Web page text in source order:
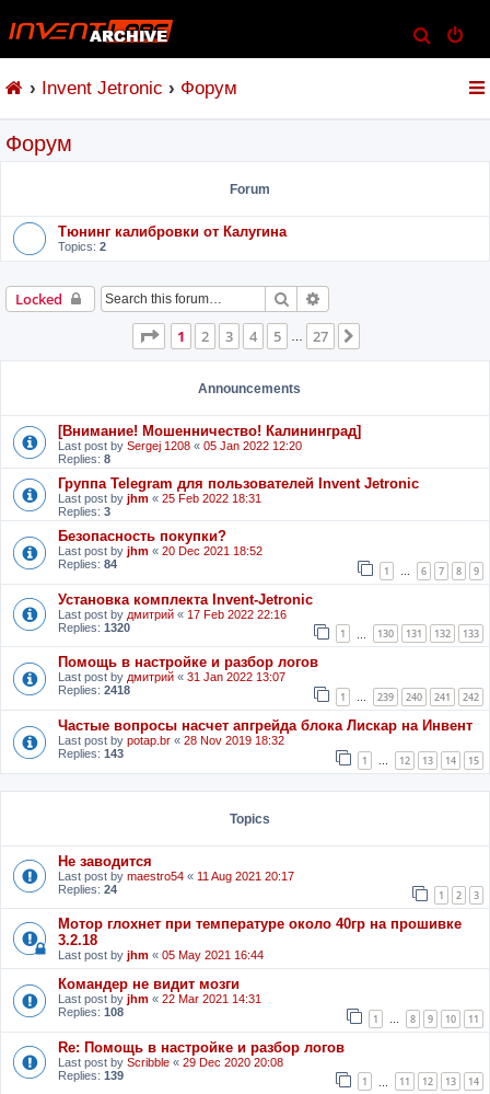
e
Invent Jetronic Форум
Форум
Forum
Тюнинг калибровки от Калугина
Topics: 2
Locked Search
Page
1of 27
1 2 3 4 5 27
Announcements
[Внимание! Мошенничество! Калининград]
Last post by Sergej 1208 « 05 Jan 2022 12:20
Replies: 8
Группа Telegram для пользователей Invent Jetronic
Last post by jhm « 25 Feb 2022 18:31
Replies: 3
Безопасность покупки?
Last post by jhm « 20 Dec 2021 18:52
Replies: 84 1 … 6 7 8 9
Установка комплекта Invent-Jetronic
Last post by дмитрий « 17 Feb 2022 22:16
Replies: 1320 1 130 131 132 133
Помощь в настройке и разбор логов
Last post by дмитрий « 31 Jan 2022 13:07
Replies: 2418 1 … 239 240 241 242
Частые вопросы насчет апгрейда блока Лискар на Инвент
Last post by potap.br « 28 Nov 2019 18:32
Replies: 143 1 … 12 13 14 15
Topics
Не заводится
Last post by maestro54 « 11 Aug 2021 20:17
Replies: 24 1 2 3
Мотор глохнет при температуре около 40гр на прошивке
3.2.18
Last post by jhm « 05 May 2021 16:44
Командер не видит мозги
Last post by jhm « 22 Mar 2021 14:31
Replies: 108 1 … 8 9 10 11
Re: Помощь в настройке и разбор логов
Last post by Scribble « 29 Dec 2020 20:08
Replies: 139 1 11 12 13 14